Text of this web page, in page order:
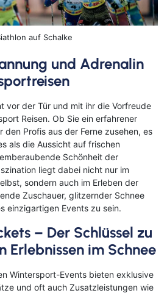
entdecken
Last Minute
Minute
auf Schalke
und Adrenalin
vor der Tür und mit ihr die Vorfreude
Reisen. Ob Sie ein erfahrener
den Profis aus der Ferne zusehen, es
als die Aussicht auf frischen
Schönheit der
liegt dabei nicht nur im
sondern auch im Erleben der
Zuschauer, glitzernder Schnee
einzigartigen Events zu sein.
– Der Schlüssel zu
Erlebnissen im Schnee
Wintersport-Events bieten exklusive
und oft auch Zusatzleistungen wie